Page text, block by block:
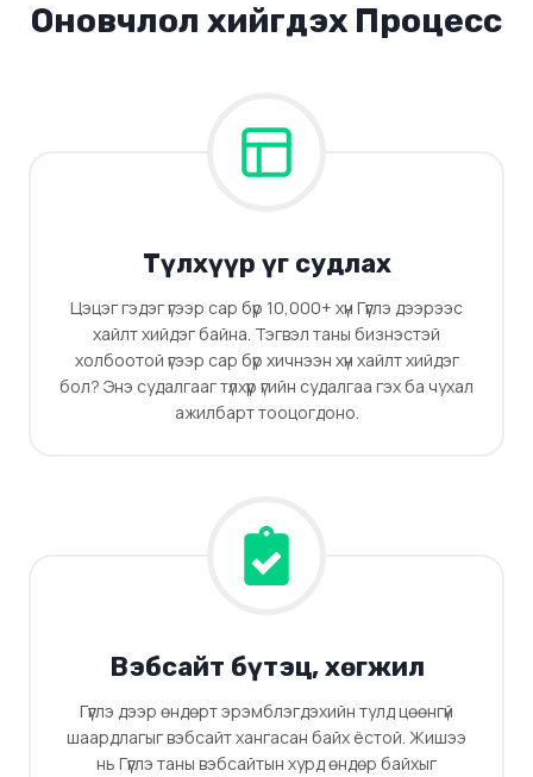
Оновчлол хийгдэх Процесс
Түлхүүр үг судлах
Цэцэг гэдэг үгээр сар бүр 10,000+ хүн Гүүглэ дээрээс
хайлт хийдэг байна. Тэгвэл таны бизнэстэй
холбоотой үгээр сар бүр хичнээн хүн хайлт хийдэг
бол? Энэ судалгааг түлхүүр үгийн судалгаа гэх ба чухал
ажилбарт тооцогдоно.
Вэбсайт бүтэц, хөгжил
Гүүглэ дээр өндөрт эрэмблэгдэхийн тулд цөөнгүй
шаардлагыг вэбсайт хангасан байх ёстой. Жишээ
нь Гүүглэ таны вэбсайтын хурд өндөр байхыг